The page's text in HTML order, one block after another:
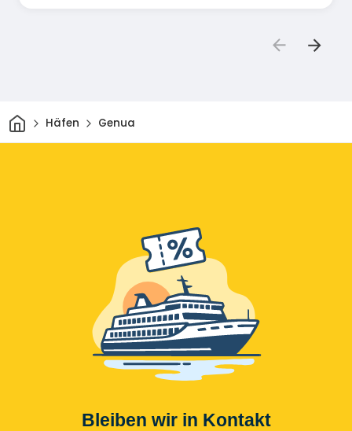
HeimHäfen Genua
Bleiben wir in Kontakt